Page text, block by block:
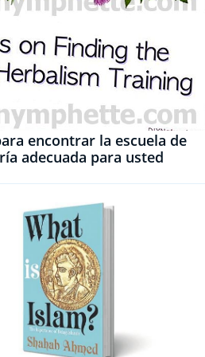
encontrar la escuela de
adecuada para usted